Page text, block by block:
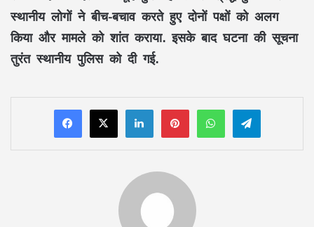
स्थानीय लोगों ने बीच-बचाव करते हुए दोनों पक्षों को अलग
किया और मामले को शांत कराया. इसके बाद घटना की सूचना
तुरंत स्थानीय पुलिस को दी गई.
LinkedInPinterestWhatsAppTelegram